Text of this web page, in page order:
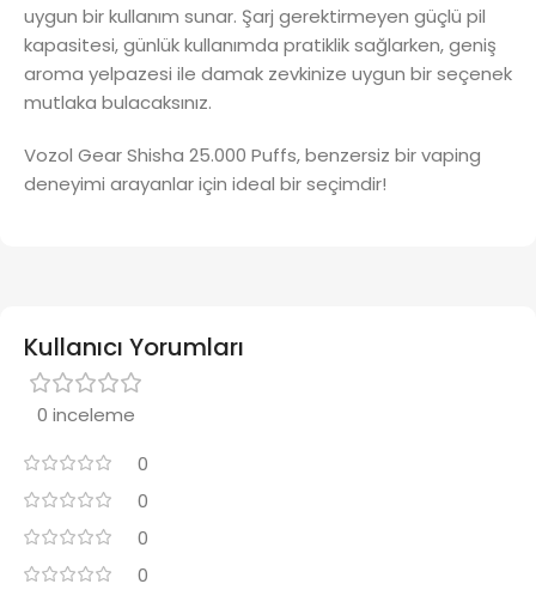
uygun bir kullanım sunar. Şarj gerektirmeyen güçlü pil
kapasitesi, günlük kullanımda pratiklik sağlarken, geniş
aroma yelpazesi ile damak zevkinize uygun bir seçenek
mutlaka bulacaksınız.
Vozol Gear Shisha 25.000 Puffs, benzersiz bir vaping
deneyimi arayanlar için ideal bir seçimdir!
Kullanıcı Yorumları
0 inceleme
0
0
0
0